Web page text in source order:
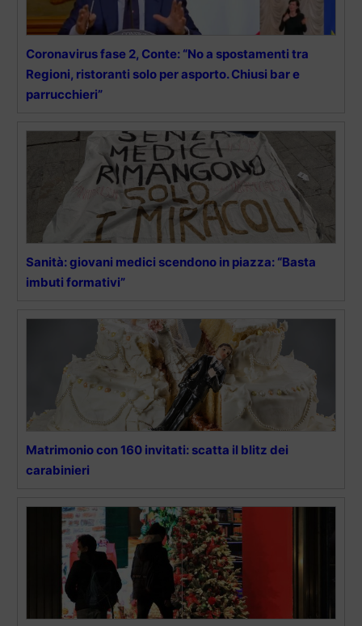
Coronavirus fase 2, Conte: “No a spostamenti tra
Regioni, ristoranti solo per asporto. Chiusi bar e
parrucchieri”
Sanità: giovani medici scendono in piazza: “Basta
imbuti formativi”
Matrimonio con 160 invitati: scatta il blitz dei
carabinieri